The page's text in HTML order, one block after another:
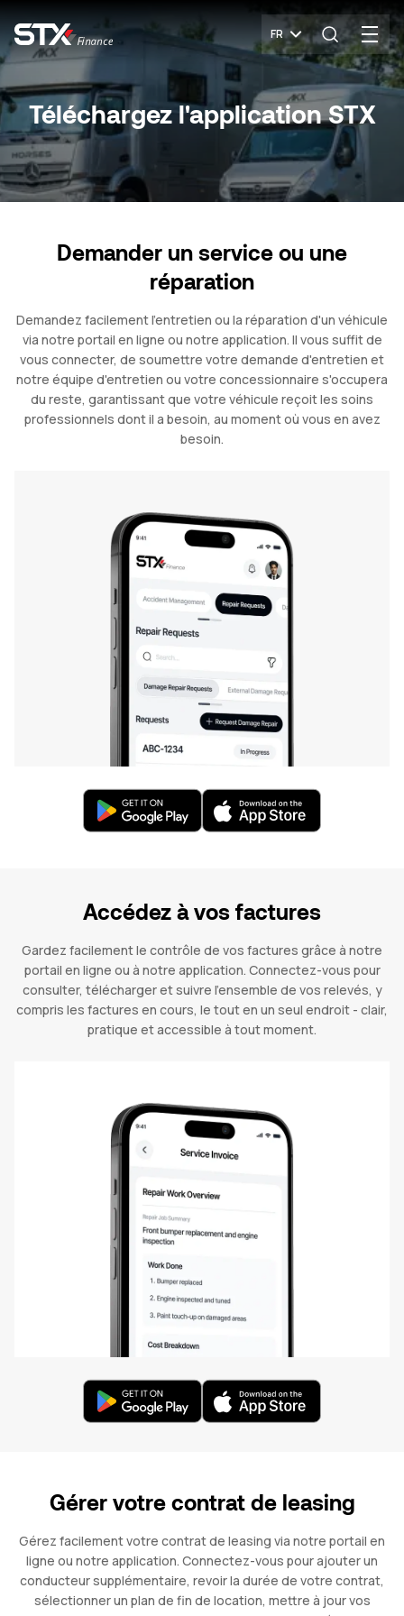
FR
Téléchargez l'application STX
Demander un service ou une
réparation
Demandez facilement l'entretien ou la réparation d'un véhicule
via notre portail en ligne ou notre application. Il vous suffit de
vous connecter, de soumettre votre demande d'entretien et
notre équipe d'entretien ou votre concessionnaire s'occupera
du reste, garantissant que votre véhicule reçoit les soins
professionnels dont il a besoin, au moment où vous en avez
besoin.
Accédez à vos factures
Gardez facilement le contrôle de vos factures grâce à notre
portail en ligne ou à notre application. Connectez-vous pour
consulter, télécharger et suivre l'ensemble de vos relevés, y
compris les factures en cours, le tout en un seul endroit - clair,
pratique et accessible à tout moment.
Gérer votre contrat de leasing
Gérez facilement votre contrat de leasing via notre portail en
ligne ou notre application. Connectez-vous pour ajouter un
conducteur supplémentaire, revoir la durée de votre contrat,
sélectionner un plan de fin de location, mettre à jour vos